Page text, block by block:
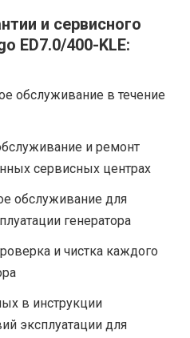
и сервисного
ED7.0/400-KLE:
обслуживание в течение
и ремонт
сервисных центрах
обслуживание для
генератора
и чистка каждого
в инструкции
эксплуатации для